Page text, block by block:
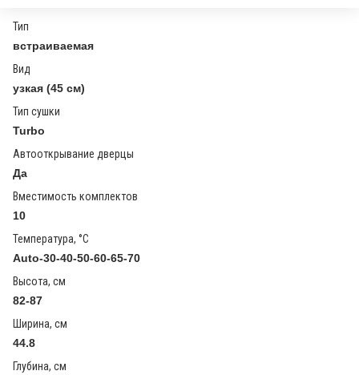
Тип
встраиваемая
Вид
узкая (45 см)
Тип сушки
Turbo
Автооткрывание дверцы
Да
Вместимость комплектов
10
Температура, °С
Auto-30-40-50-60-65-70
Высота, см
82-87
Ширина, см
44.8
Глубина, см